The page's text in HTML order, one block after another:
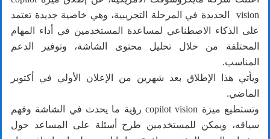
vision الجديدة في المرحلة التجريبية، وهي خاصية جديدة تعتمد
على الذكاء الاصطناعي لمساعدة المستخدمين في أداء المهام
المختلفة من خلال تحليل محتوى الشاشة، وتوفير الدعم
المناسب.
ويأتي هذا الإطلاق بعد شهرين من الإعلان الأولي في أكتوبر
الماضي.
وتستطيع ميزة copilot vision رؤية ما يحدث في الشاشة وفهم
سياقه، ويمكن للمستخدمين طرح أسئلة على المساعد حول